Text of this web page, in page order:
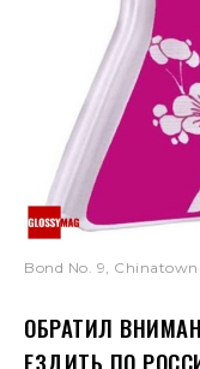
Bond No. 9, Chinatown
ОБРАТИЛ